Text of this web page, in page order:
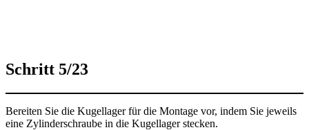
Schritt 5/23
Bereiten Sie die Kugellager für die Montage vor, indem Sie jeweils
eine Zylinderschraube in die Kugellager stecken.